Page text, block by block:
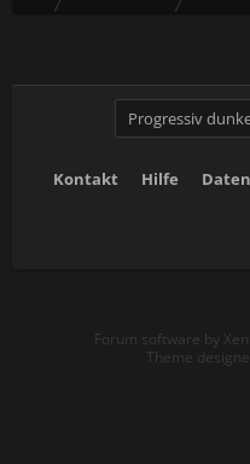
Progressiv
Kontakt Hilfe
Forum software by
Theme